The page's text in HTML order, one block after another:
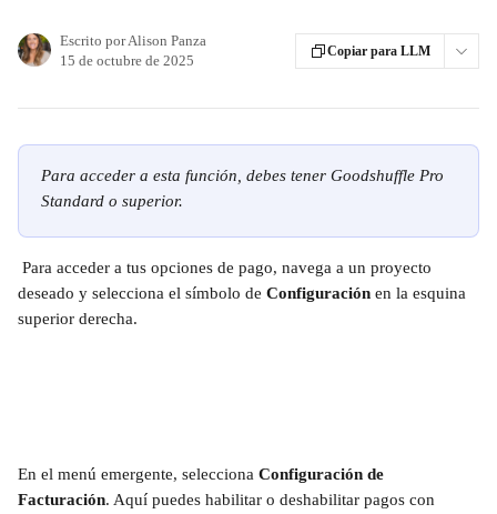
Escrito porAlison Panza
15 de octubre de 2025
Copiar para LLM
Para acceder a esta función, debes tener Goodshuffle Pro
Standard o superior.
deseado y selecciona el símbolo de Configuración en la esquina
superior derecha.
En el menú emergente, selecciona Configuración de
Facturación. Aquí puedes habilitar o deshabilitar pagos con